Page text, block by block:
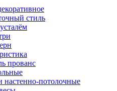
стиль
прованс
настенно-потолочные